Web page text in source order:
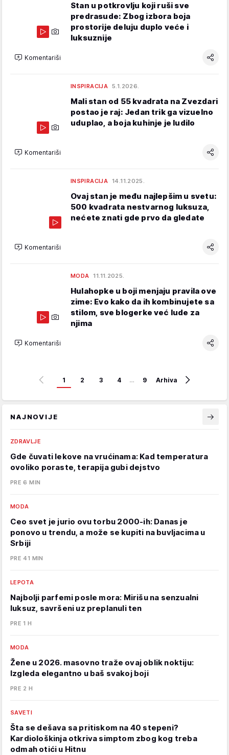
Stan u potkrovlju koji ruši sve
predrasude: Zbog izbora boja
prostorije deluju duplo veće i
luksuznije
Komentariši
INSPIRACIJA 5.1.2026.
Mali stan od 55 kvadrata na Zvezdari
postao je raj: Jedan trik ga vizuelno
uduplao, a boja kuhinje je ludilo
Komentariši
INSPIRACIJA 14.11.2025.
Ovaj stan je među najlepšim u svetu:
500 kvadrata nestvarnog luksuza,
nećete znati gde prvo da gledate
Komentariši
MODA 11.11.2025.
Hulahopke u boji menjaju pravila ove
zime: Evo kako da ih kombinujete sa
stilom, sve blogerke već lude za
njima
Komentariši
1 2 3 4 … 9 Arhiva
NAJNOVIJE
ZDRAVLJE
Gde čuvati lekove na vrućinama: Kad temperatura
ovoliko poraste, terapija gubi dejstvo
PRE 6 MIN
MODA
Ceo svet je jurio ovu torbu 2000-ih: Danas je
ponovo u trendu, a može se kupiti na buvljacima u
Srbiji
PRE 41 MIN
LEPOTA
Najbolji parfemi posle mora: Mirišu na senzualni
luksuz, savršeni uz preplanuli ten
PRE 1 H
MODA
Žene u 2026. masovno traže ovaj oblik noktiju:
Izgleda elegantno u baš svakoj boji
PRE 2 H
SAVETI
Šta se dešava sa pritiskom na 40 stepeni?
Kardiološkinja otkriva simptom zbog kog treba
odmah otići u Hitnu